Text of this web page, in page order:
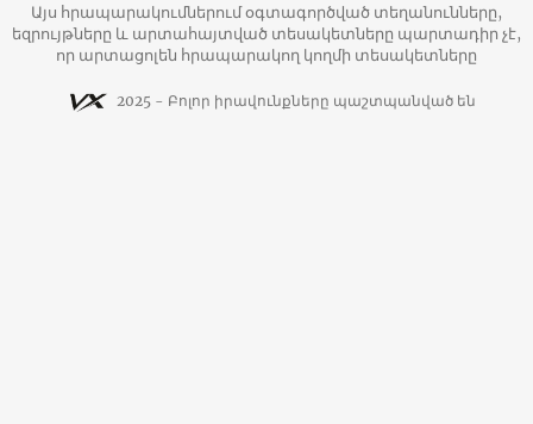
Այս հրապարակումներում օգտագործված տեղանունները,
եզրույթները և արտահայտված տեսակետները պարտադիր չէ,
որ արտացոլեն հրապարակող կողմի տեսակետները
2025 - Բոլոր իրավունքները պաշտպանված են